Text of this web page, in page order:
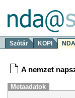
Szótár KOPI NDA
A nemzet
Metaadatok